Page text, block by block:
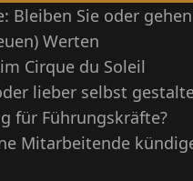
Bleiben Sie oder
Werten
Cirque du Soleil
lieber selbst
für Führungskräfte?
Mitarbeitende